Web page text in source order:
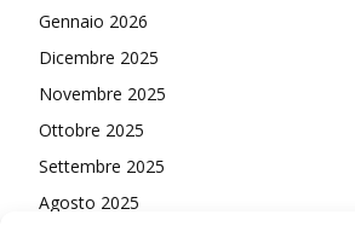
Gennaio 2026
Dicembre 2025
Novembre 2025
Ottobre 2025
Settembre 2025
Agosto 2025